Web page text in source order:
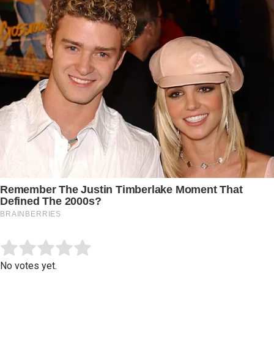
Rate this item:
No votes yet.